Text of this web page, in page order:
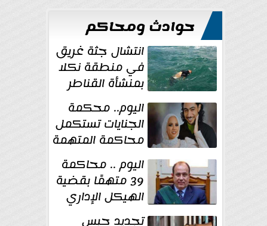
حوادث ومحاكم
انتشال جثة غريق
في منطقة نكلا
بمنشأة القناطر
اليوم.. محكمة
الجنايات تستكمل
محاكمة المتهمة
بقتل عروس
بورسعيد اليوم .. محاكمة
39 متهمًا بقضية
الهيكل الإداري
للإخوان
تجديد حبس